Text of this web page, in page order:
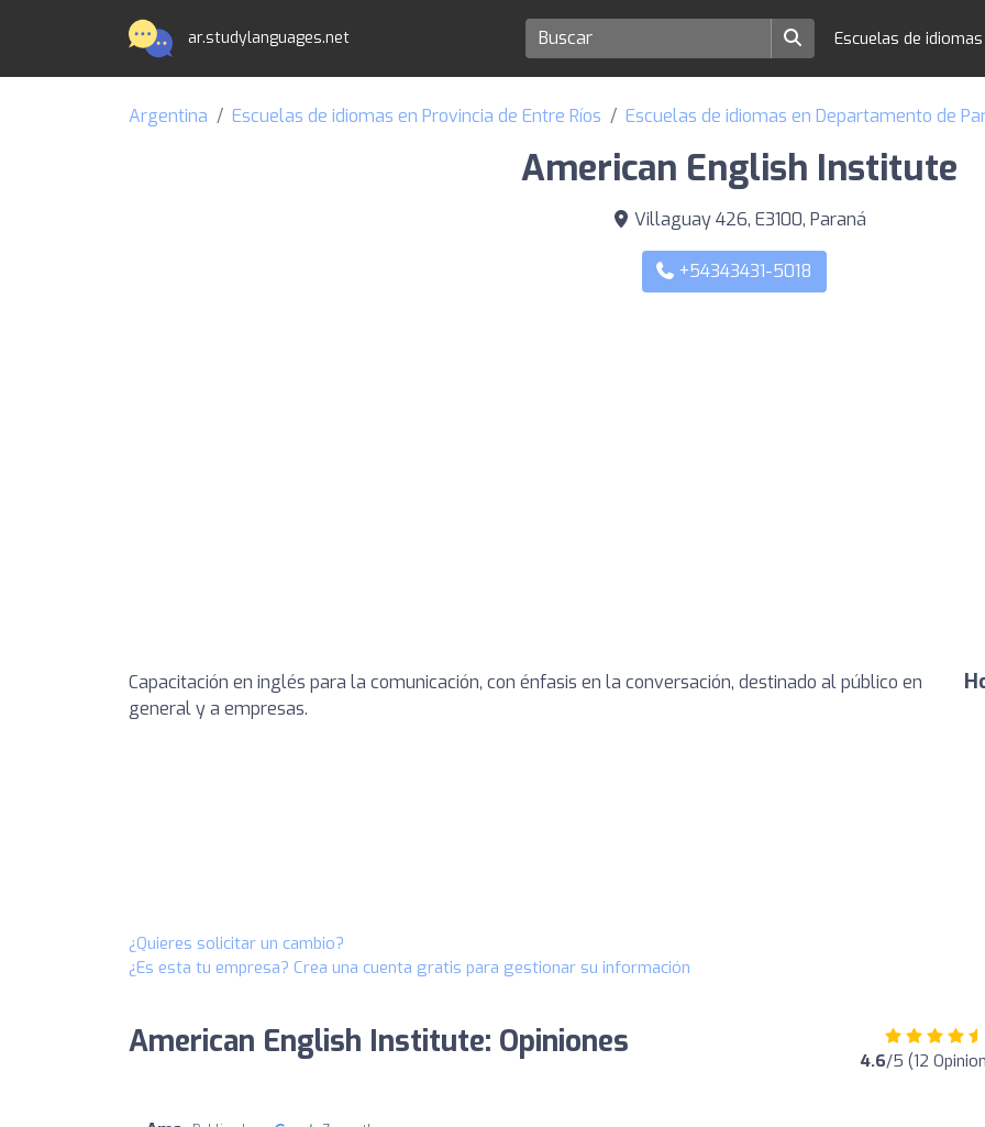
ar.studylanguages.net Escuelas de
Argentina Escuelas de idiomas en Provincia de Entre Ríos Escuelas de idiomas en Departamento de
American English Institute
Villaguay 426, E3100, Paraná
+54343431-5018
Capacitación en inglés para la comunicación, con énfasis en la conversación, destinado al público en
general y a empresas.
¿Quieres solicitar un cambio?
¿Es esta tu empresa? Crea una cuenta gratis para gestionar su información
American English Institute: Opiniones 4.6/5 (12